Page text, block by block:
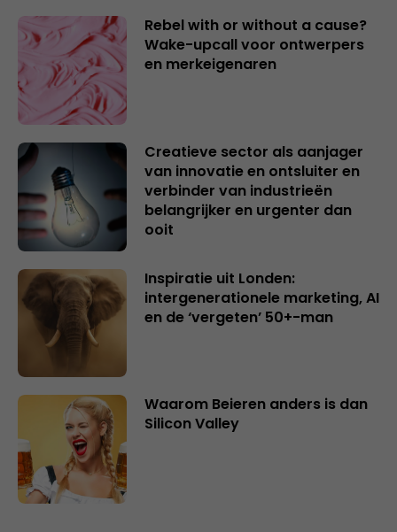
Rebel with or without a cause?
Wake-upcall voor ontwerpers
en merkeigenaren
Creatieve sector als aanjager
van innovatie en ontsluiter en
verbinder van industrieën
belangrijker en urgenter dan
ooit
Inspiratie uit Londen:
intergenerationele marketing, AI
en de ‘vergeten’ 50+-man
Waarom Beieren anders is dan
Silicon Valley